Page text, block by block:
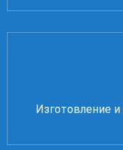
Изготовление